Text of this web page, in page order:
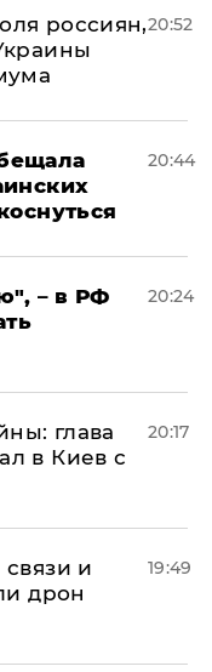
россиян,20:52
20:44
– в РФ
20:24
глава
в Киев с
20:17
и
дрон
19:49